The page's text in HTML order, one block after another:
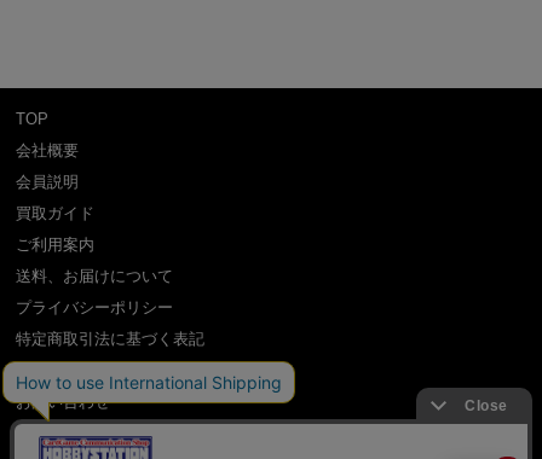
TOP
会社概要
会員説明
買取ガイド
ご利用案内
送料、お届けについて
プライバシーポリシー
特定商取引法に基づく表記
お問い合わせ
利用規約